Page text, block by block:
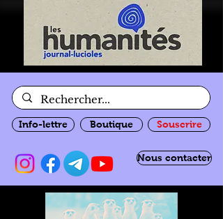
Info-lettre Boutique Souscrire
Nous contacter